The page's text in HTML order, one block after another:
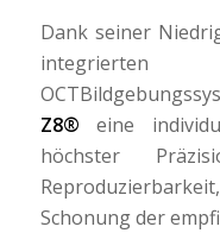
Dank seiner
Z8® eine
höchster
Schonung der